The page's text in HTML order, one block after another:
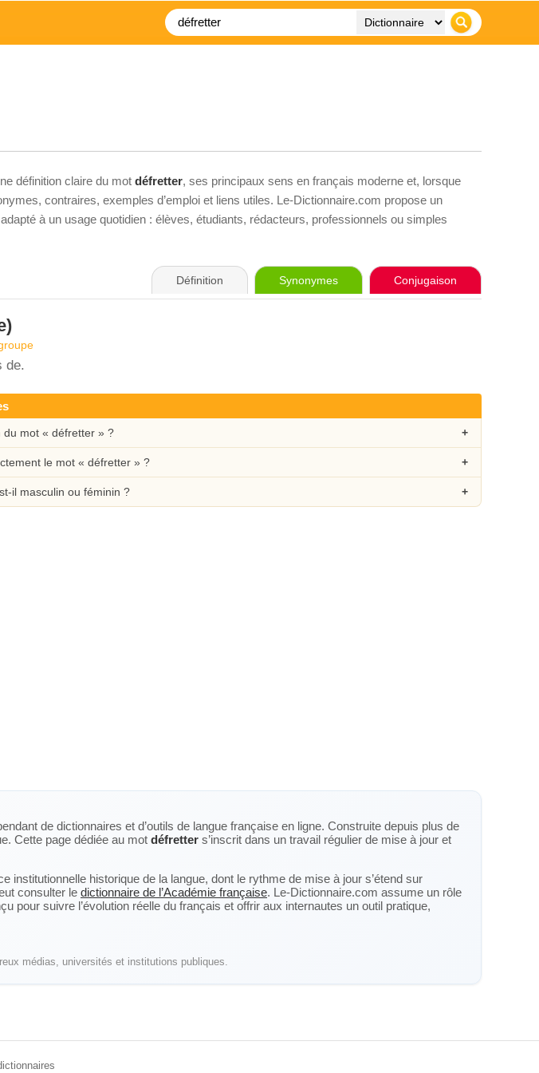
définition claire du mot défretter, ses principaux sens en français moderne et, lorsque
contraires, exemples d’emploi et liens utiles. Le-Dictionnaire.com propose un
à un usage quotidien : élèves, étudiants, rédacteurs, professionnels ou simples
Définition Synonymes Conjugaison
de.
du mot « défretter » ?
le mot « défretter » ?
il masculin ou féminin ?
de dictionnaires et d’outils de langue française en ligne. Construite depuis plus de
Cette page dédiée au mot défretter s’inscrit dans un travail régulier de mise à jour et
institutionnelle historique de la langue, dont le rythme de mise à jour s’étend sur
consulter le dictionnaire de l’Académie française. Le-Dictionnaire.com assume un rôle
pour suivre l’évolution réelle du français et offrir aux internautes un outil pratique,
médias, universités et institutions publiques.